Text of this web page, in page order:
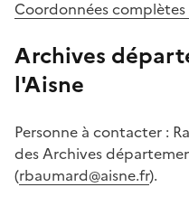
Coordonnées complètes
Archives
l'Aisne
Personne à contacter :
des Archives
(rbaumard@aisne.fr).